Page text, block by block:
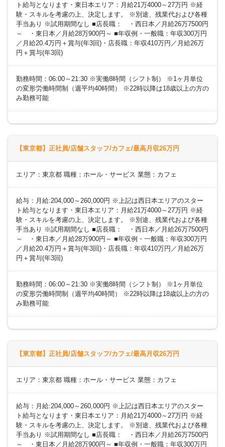
ト給与となります・東日本エリア：月給21万4000～27万円 ※経
験・スキルを考慮の上、決定します。 ※別途、残業代および各種
手当あり ※試用期間なし ■店長職： ・西日本／月給26万7500円
～ ・東日本／月給28万900円～ ■年収例・一般職：年収300万円
／月給20.4万円＋賞与(年3回)・店長職：年収410万円／月給26万
円＋賞与(年3回)
勤務時間：06:00～21:30 ※実働8時間（シフト制） ※1ヶ月単位
の変形労働時間制（週平均40時間） ※22時以降は18歳以上の方の
み勤務可能
【東京都】正社員/店舗スタッフ/カフェ/最高月収26万円
エリア：東京都 職種：ホール・サービス 業態：カフェ
給与：月給:204,000～260,000円 ※上記は西日本エリアのスター
ト給与となります・東日本エリア：月給21万4000～27万円 ※経
験・スキルを考慮の上、決定します。 ※別途、残業代および各種
手当あり ※試用期間なし ■店長職： ・西日本／月給26万7500円
～ ・東日本／月給28万900円～ ■年収例・一般職：年収300万円
／月給20.4万円＋賞与(年3回)・店長職：年収410万円／月給26万
円＋賞与(年3回)
勤務時間：06:00～21:30 ※実働8時間（シフト制） ※1ヶ月単位
の変形労働時間制（週平均40時間） ※22時以降は18歳以上の方の
み勤務可能
【東京都】正社員/店舗スタッフ/カフェ/最高月収26万円
エリア：東京都 職種：ホール・サービス 業態：カフェ
給与：月給:204,000～260,000円 ※上記は西日本エリアのスター
ト給与となります・東日本エリア：月給21万4000～27万円 ※経
験・スキルを考慮の上、決定します。 ※別途、残業代および各種
手当あり ※試用期間なし ■店長職： ・西日本／月給26万7500円
～ ・東日本／月給28万900円～ ■年収例・一般職：年収300万円